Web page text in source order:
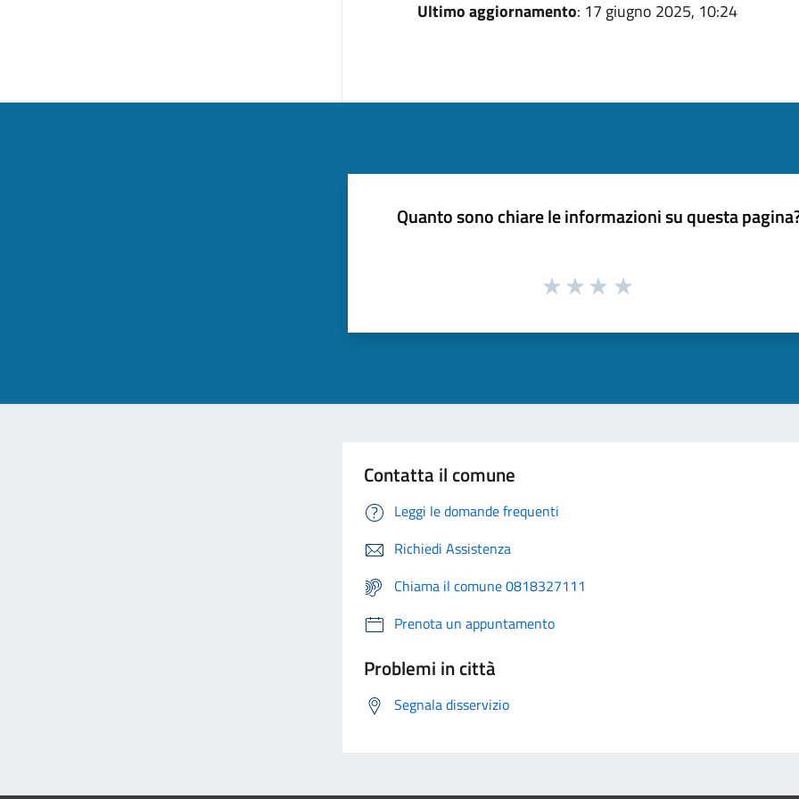
Ultimo aggiornamento: 17 giugno 2025, 10:24
Quanto sono chiare le informazioni su questa
Contatta il comune
Leggi le domande frequenti
Richiedi Assistenza
Chiama il comune 0818327111
Prenota un appuntamento
Problemi in città
Segnala disservizio